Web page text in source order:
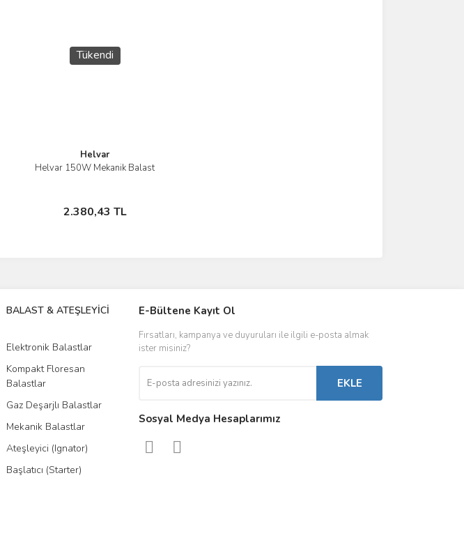
Tükendi
Helvar
Helvar 150W Mekanik Balast
2.380,43 TL
İncele
Stokta Yok
BALAST & ATEŞLEYİCİ
Elektronik Balastlar
Kompakt Floresan
Balastlar
Gaz Deşarjlı Balastlar
Mekanik Balastlar
Ateşleyici (Ignator)
Başlatıcı (Starter)
DRIVER & TRAFO
Led Driverlar
Kontaktörler
Sigorta & Otomatlar
E-Bültene Kayıt Ol
Fırsatları, kampanya ve duyuruları ile ilgili e-posta almak
ister misiniz?
EKLE
Sosyal Medya Hesaplarımız